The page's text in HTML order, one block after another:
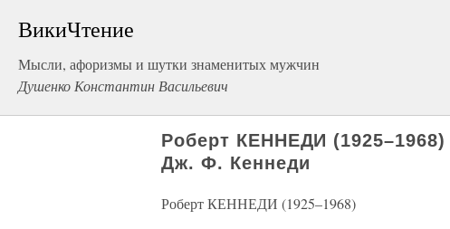
ВикиЧтение
Мысли, афоризмы и шутки знаменитых мужчин
Душенко Константин Васильевич
Роберт КЕННЕДИ
Дж. Ф. Кеннеди
Роберт КЕННЕДИ (1925–1968)